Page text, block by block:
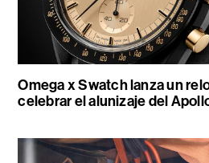
Omega x Swatch lanza un
celebrar el alunizaje del